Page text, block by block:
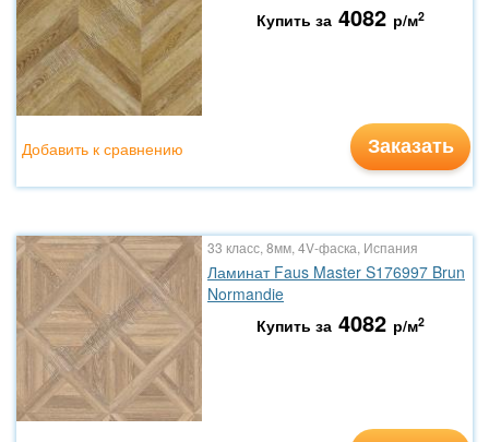
Купить за 4082 р/м2
Заказать
Добавить к сравнению
33 класс, 8мм, 4V-фаска, Испания
Ламинат Faus Master S176997 Brun
Normandie
Купить за 4082 р/м2